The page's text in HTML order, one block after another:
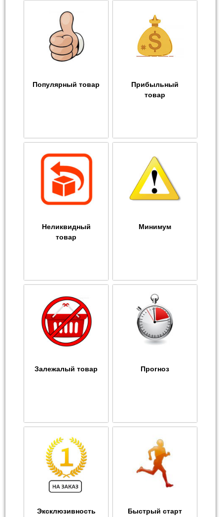
Популярный товар
Прибыльный
товар
Неликвидный
товар
Минимум
Залежалый товар Прогноз
Эксклюзивность Быстрый старт